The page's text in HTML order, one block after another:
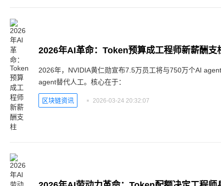
2026年AI革命：Token预算成工程师新薪酬支
2026年，NVIDIA黄仁勋宣布7.5万员工将与750万个AI
agent替代人工。核心在于：
区块链资讯 2026-03-24 20:32:07